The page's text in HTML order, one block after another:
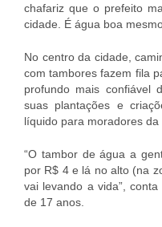
chafariz que o prefeito
cidade. É água boa
No centro da cidade,
com tambores fazem fila
profundo mais confiável
suas plantações e
líquido para moradores
“O tambor de água a
por R$ 4 e lá no alto (na
vai levando a vida”,
de 17 anos.